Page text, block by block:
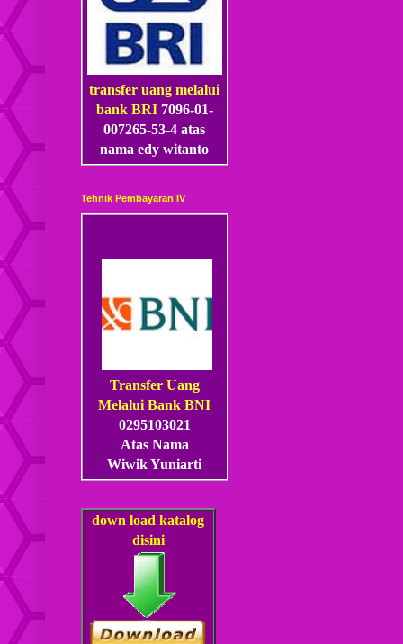
transfer uang melalui
bank BRI 7096-01-
007265-53-4 atas
nama edy witanto
Tehnik Pembayaran IV
Transfer Uang
Melalui Bank BNI
0295103021
Atas Nama
Wiwik Yuniarti
down load katalog
disini